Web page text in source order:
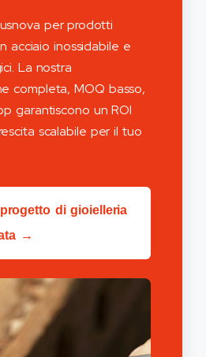
per prodotti
acciaio inossidabile e
La nostra
completa, MOQ basso,
garantiscono un ROI
scalabile per il tuo
di gioielleria
→